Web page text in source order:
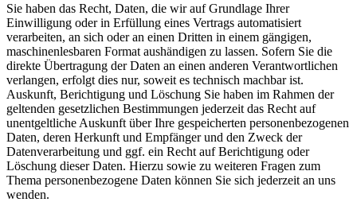
Sie haben das Recht, Daten, die wir auf Grundlage Ihrer
Einwilligung oder in Erfüllung eines Vertrags automatisiert
verarbeiten, an sich oder an einen Dritten in einem gängigen,
maschinenlesbaren Format aushändigen zu lassen. Sofern Sie die
direkte Übertragung der Daten an einen anderen Verantwortlichen
verlangen, erfolgt dies nur, soweit es technisch machbar ist.
Auskunft, Berichtigung und Löschung Sie haben im Rahmen der
geltenden gesetzlichen Bestimmungen jederzeit das Recht auf
unentgeltliche Auskunft über Ihre gespeicherten personenbezogenen
Daten, deren Herkunft und Empfänger und den Zweck der
Datenverarbeitung und ggf. ein Recht auf Berichtigung oder
Löschung dieser Daten. Hierzu sowie zu weiteren Fragen zum
Thema personenbezogene Daten können Sie sich jederzeit an uns
wenden.